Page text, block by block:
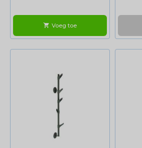
shopping_cart Voeg toe